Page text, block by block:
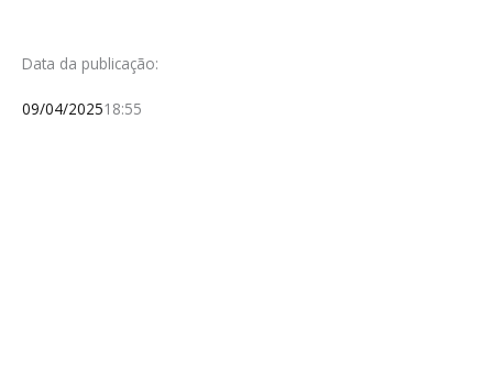
Data da publicação:
09/04/202518:55